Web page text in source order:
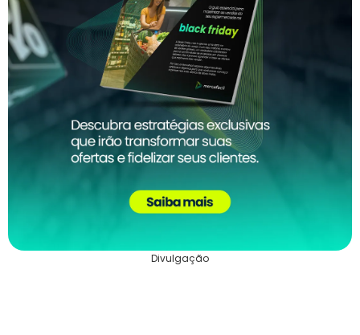
Divulgação